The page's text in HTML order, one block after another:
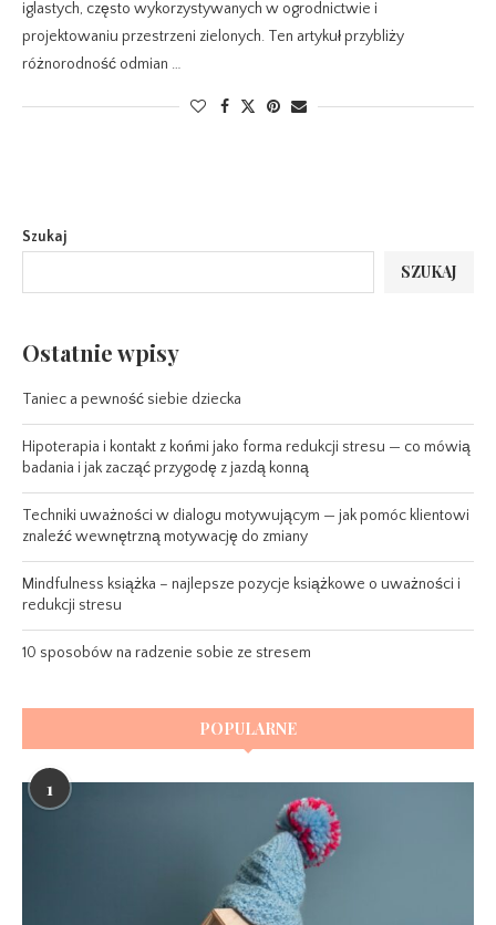
iglastych, często wykorzystywanych w ogrodnictwie i
projektowaniu przestrzeni zielonych. Ten artykuł przybliży
różnorodność odmian …
Szukaj
SZUKAJ
Ostatnie wpisy
Taniec a pewność siebie dziecka
Hipoterapia i kontakt z końmi jako forma redukcji stresu — co mówią
badania i jak zacząć przygodę z jazdą konną
Techniki uważności w dialogu motywującym — jak pomóc klientowi
znaleźć wewnętrzną motywację do zmiany
Mindfulness książka – najlepsze pozycje książkowe o uważności i
redukcji stresu
10 sposobów na radzenie sobie ze stresem
POPULARNE
1